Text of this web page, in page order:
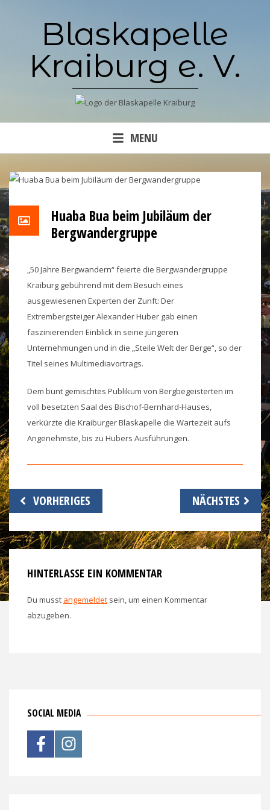
Blaskapelle
Kraiburg e. V.
MENU
Huaba Bua beim Jubiläum der
Bergwandergruppe
„50 Jahre Bergwandern“ feierte die Bergwandergruppe
Kraiburg gebührend mit dem Besuch eines
ausgewiesenen Experten der Zunft: Der
Extrembergsteiger Alexander Huber gab einen
faszinierenden Einblick in seine jüngeren
Unternehmungen und in die „Steile Welt der Berge“, so der
Titel seines Multimediavortrags.
Dem bunt gemischtes Publikum von Bergbegeisterten im
voll besetzten Saal des Bischof-Bernhard-Hauses,
verkürzte die Kraiburger Blaskapelle die Wartezeit aufs
Angenehmste, bis zu Hubers Ausführungen.
Beitragsnavigation
VORHERIGES NÄCHSTES
HINTERLASSE EIN KOMMENTAR
Du musst angemeldet sein, um einen Kommentar
abzugeben.
SOCIAL MEDIA